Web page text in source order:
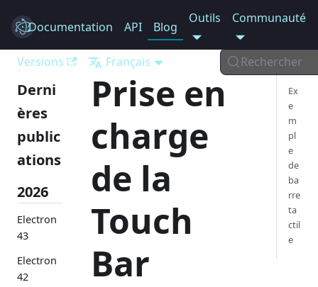
Electron
Documentation API Blog
Outils Communauté
Versions Français Rechercher
Derni
ères
public
ations
2026
Electron
43
Electron
42
Prise en
charge
de la
Touch
Bar
Ex
e
m
pl
e
de
ba
rre
ta
ctil
e